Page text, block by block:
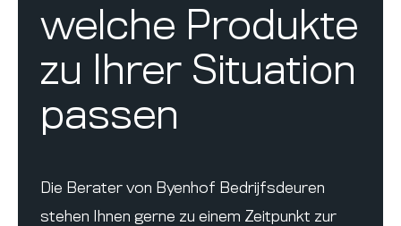
welche Produkte
zu Ihrer Situation
passen
Die Berater von Byenhof Bedrijfsdeuren
stehen Ihnen gerne zu einem Zeitpunkt zur